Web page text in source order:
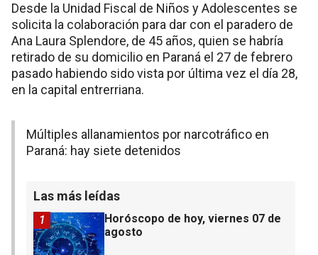
Desde la Unidad Fiscal de Niños y Adolescentes se
solicita la colaboración para dar con el paradero de
Ana Laura Splendore, de 45 años, quien se habría
retirado de su domicilio en Paraná el 27 de febrero
pasado habiendo sido vista por última vez el día 28,
en la capital entrerriana.
Múltiples allanamientos por narcotráfico en
Paraná: hay siete detenidos
Las más leídas
Horóscopo de hoy, viernes 07 de
agosto
1